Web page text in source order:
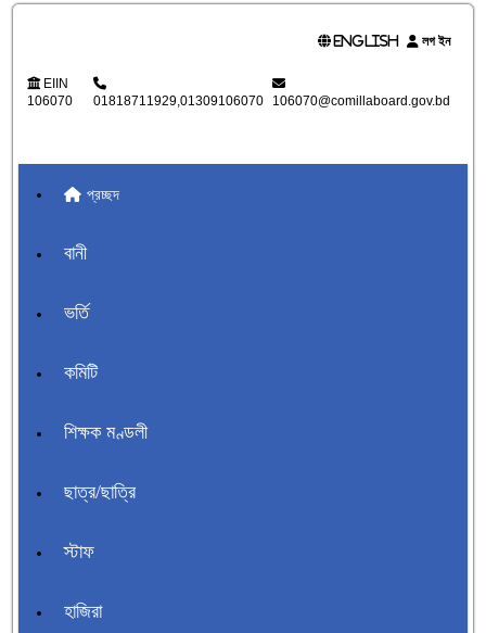
English লগ ইন
EIIN
106070
01818711929,01309106070 106070@comillaboard.gov.bd
প্রচ্ছদ
বানী
ভর্তি
কমিটি
শিক্ষক মণ্ডলী
ছাত্র/ছাত্রি
স্টাফ
হাজিরা